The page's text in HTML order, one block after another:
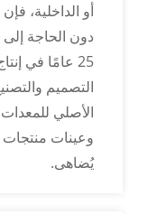
أو الداخلية،
دون الحاجة إلى
25 عامًا في
وعينات منتجات
يُضاهى.